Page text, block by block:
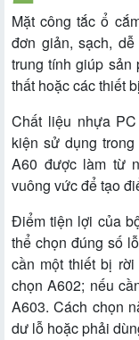
Mặt công tắc ổ
đơn giản, sạch,
trung tính giúp sản
thất hoặc các thiết
Chất liệu nhựa
kiện sử dụng
A60 được làm từ
vuông vức để tạo
Điểm tiện lợi của
thể chọn đúng số
cần một thiết bị
chọn A602; nếu
A603. Cách chọn
dư lỗ hoặc phải